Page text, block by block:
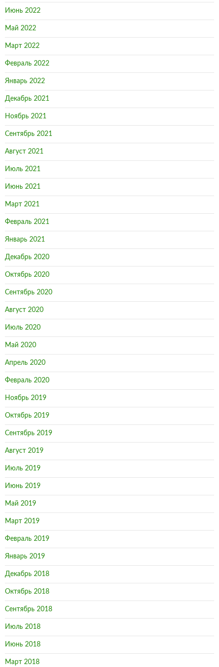
Июнь 2022
Май 2022
Март 2022
Февраль 2022
Январь 2022
Декабрь 2021
Ноябрь 2021
Сентябрь 2021
Август 2021
Июль 2021
Июнь 2021
Март 2021
Февраль 2021
Январь 2021
Декабрь 2020
Октябрь 2020
Сентябрь 2020
Август 2020
Июль 2020
Май 2020
Апрель 2020
Февраль 2020
Ноябрь 2019
Октябрь 2019
Сентябрь 2019
Август 2019
Июль 2019
Июнь 2019
Май 2019
Март 2019
Февраль 2019
Январь 2019
Декабрь 2018
Октябрь 2018
Сентябрь 2018
Июль 2018
Июнь 2018
Март 2018